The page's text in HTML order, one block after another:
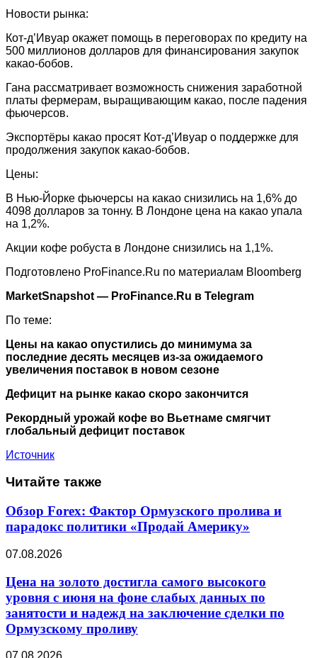
Новости рынка:
Кот-д’Ивуар окажет помощь в переговорах по кредиту на
500 миллионов долларов для финансирования закупок
какао-бобов.
Гана рассматривает возможность снижения заработной
платы фермерам, выращивающим какао, после падения
фьючерсов.
Экспортёры какао просят Кот-д’Ивуар о поддержке для
продолжения закупок какао-бобов.
Цены:
В Нью-Йорке фьючерсы на какао снизились на 1,6% до
4098 долларов за тонну. В Лондоне цена на какао упала
на 1,2%.
Акции кофе робуста в Лондоне снизились на 1,1%.
Подготовлено ProFinance.Ru по материалам Bloomberg
MarketSnapshot — ProFinance.Ru в Telegram
По теме:
Цены на какао опустились до минимума за
последние десять месяцев из-за ожидаемого
увеличения поставок в новом сезоне
Дефицит на рынке какао скоро закончится
Рекордный урожай кофе во Вьетнаме смягчит
глобальный дефицит поставок
Источник
Читайте также
Обзор Forex: Фактор Ормузского пролива и
парадокс политики «Продай Америку»
07.08.2026
Цена на золото достигла самого высокого
уровня с июня на фоне слабых данных по
занятости и надежд на заключение сделки по
Ормузскому проливу